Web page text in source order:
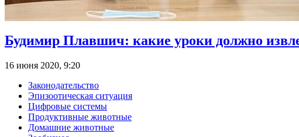
Будимир Плавшич: какие уроки должно
16 июня 2020, 9:20
Законодательство
Эпизоотическая ситуация
Цифровые системы
Продуктивные животные
Домашние животные